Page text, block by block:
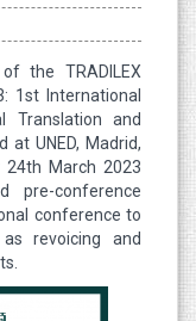
the TRADILEX
1st International
Translation and
at UNED, Madrid,
24th March 2023
pre-conference
conference to
revoicing and